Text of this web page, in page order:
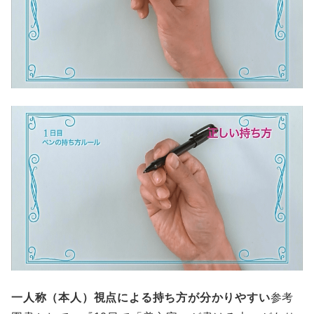
一人称（本人）視点による持ち方が分かりやすい参考